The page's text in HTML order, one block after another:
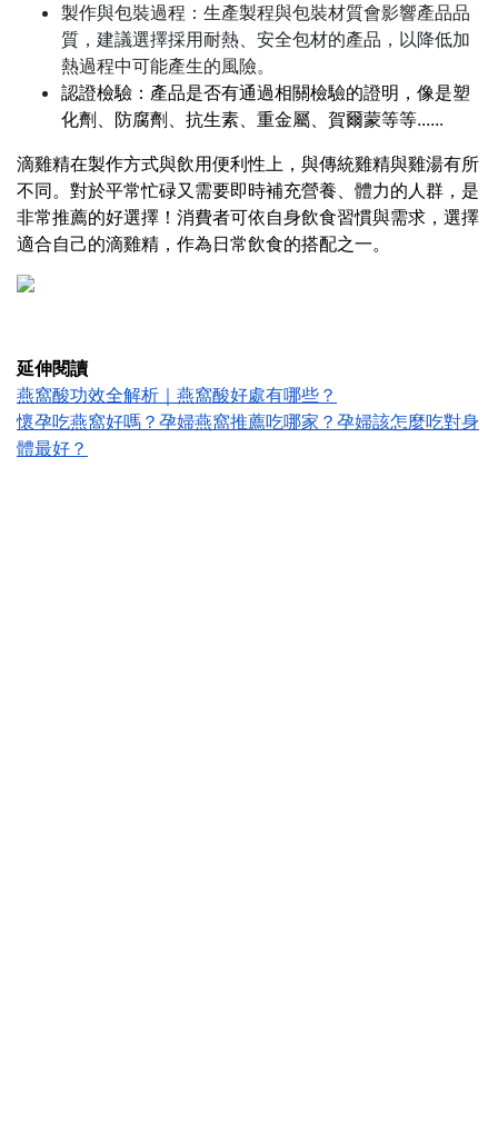
製作與包裝過程：生產製程與包裝材質會影響產品品
質，建議選擇採用耐熱、安全包材的產品，以降低加
熱過程中可能產生的風險。
認證檢驗：產品是否有通過相關檢驗的證明，像是塑
化劑、防腐劑、抗生素、重金屬、賀爾蒙等等......
滴雞精在製作方式與飲用便利性上，與傳統雞精與雞湯有所
不同。 對於平常忙碌又需要即時補充營養、體力的人群，是
非常推薦的好選擇！ 消費者可依自身飲食習慣與需求，選擇
適合自己的滴雞精，作為日常飲食的搭配之一。
延伸閱讀
燕窩酸功效全解析｜燕窩酸好處有哪些？
懷孕吃燕窩好嗎？孕婦燕窩推薦吃哪家？孕婦該怎麼吃對身
體最好？